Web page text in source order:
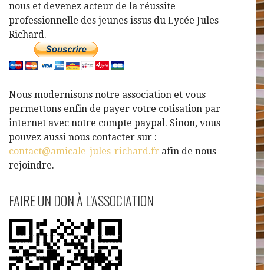
nous et devenez acteur de la réussite
professionnelle des jeunes issus du Lycée Jules
Richard.
Nous modernisons notre association et vous
permettons enfin de payer votre cotisation par
internet avec notre compte paypal. Sinon, vous
pouvez aussi nous contacter sur :
contact@amicale-jules-richard.fr afin de nous
rejoindre.
FAIRE UN DON À L’ASSOCIATION